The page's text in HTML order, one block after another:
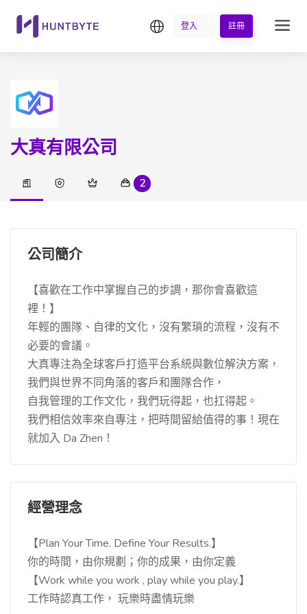
繁中登入 註冊
大真有限公司
2
公司簡介
【喜歡在工作中掌握自己的步調，那你會喜歡這
裡！】
年輕的團隊、自律的文化，沒有繁瑣的流程，沒有不
必要的會議。
大真專注為全球客戶打造平台系統與數位解決方案，
我們與世界不同角落的客戶和團隊合作，
自我管理的工作文化，我們玩得起，也扛得起。
我們相信效率來自專注，把時間留給值得的事！現在
就加入 Da Zhen！
經營理念
【Plan Your Time. Define Your Results.】
你的時間，由你規劃；你的成果，由你定義
【Work while you work , play while you play.】
工作時認真工作， 玩樂時盡情玩樂